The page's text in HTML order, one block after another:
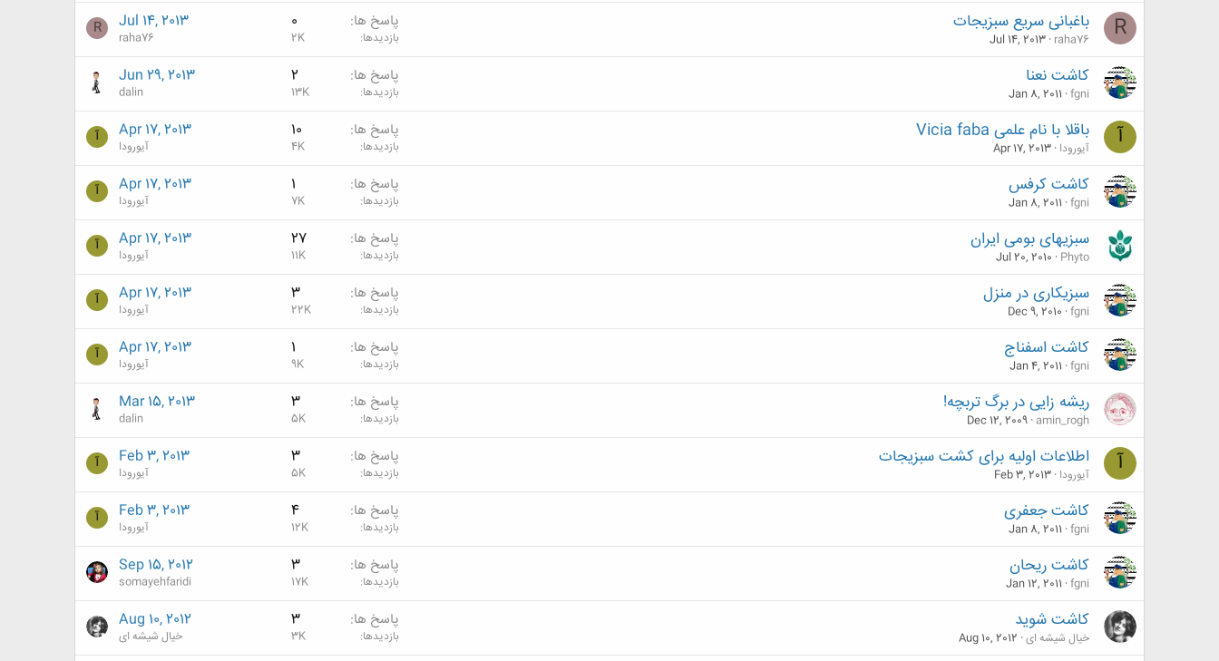
R باغبانی سریع سبزیجات
raha76
Jul 14, 2013
پاسخ ها 0
بازدیدها 2K
Jul 14, 2013
raha76
R
کاشت نعنا
fgni
Jan 8, 2011
پاسخ ها 2
بازدیدها 13K
Jun 29, 2013
dalin
آ باقلا با نام علمی Vicia faba
آیورودا Apr 17, 2013
پاسخ ها 10
بازدیدها 4K
Apr 17, 2013
آیورودا آ
کاشت کرفس
fgni
Jan 8, 2011
پاسخ ها 1
بازدیدها 7K
Apr 17, 2013
آیورودا آ
سبزیهای بومی ایران
Phyto
Jul 20, 2010
پاسخ ها 27
بازدیدها 11K
Apr 17, 2013
آیورودا آ
سبزیکاری در منزل
fgni
Dec 9, 2010
پاسخ ها 3
بازدیدها 22K
Apr 17, 2013
آیورودا آ
کاشت اسفناج
fgni
Jan 4, 2011
پاسخ ها 1
بازدیدها 9K
Apr 17, 2013
آیورودا آ
ریشه زایی در برگ تربچه!
amin_rogh
Dec 12, 2009
پاسخ ها 3
بازدیدها 5K
Mar 15, 2013
dalin
آ اطلاعات اولیه برای کشت سبزیجات
آیورودا Feb 3, 2013
پاسخ ها 3
بازدیدها 5K
Feb 3, 2013
آیورودا آ
کاشت جعفری
fgni
Jan 8, 2011
پاسخ ها 4
بازدیدها 12K
Feb 3, 2013
آیورودا آ
کاشت ريحان
fgni
Jan 12, 2011
پاسخ ها 3
بازدیدها 17K
Sep 15, 2012
somayehfaridi
کاشت شوید
خیال شیشه ای Aug 10, 2012
پاسخ ها 3
بازدیدها 3K
Aug 10, 2012
خیال شیشه ای